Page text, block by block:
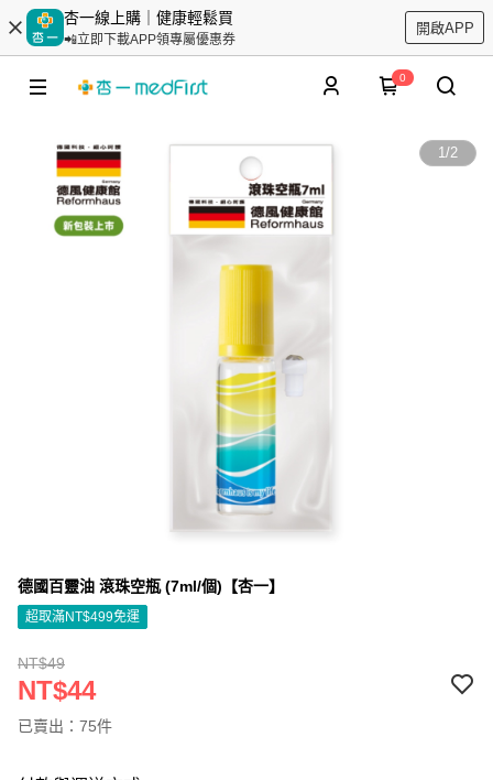
杏一線上購｜健康輕鬆買
📲立即下載APP領專屬優惠券
開啟APP
0
1/2
德國百靈油 滾珠空瓶 (7ml/個)【杏一】
超取滿NT$499免運
NT$49
NT$44
已賣出：75件